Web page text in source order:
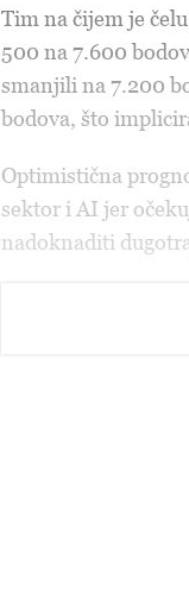
Tim na čijem je čelu
500 na 7.600
smanjili na 7.200
bodova, što
Optimistična
sektor i AI jer
nadoknaditi